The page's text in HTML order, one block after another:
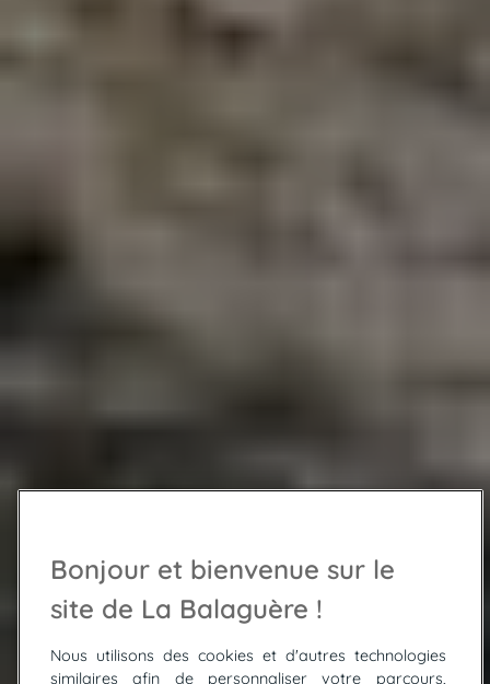
Bonjour et bienvenue sur le
site de La Balaguère !
Nous utilisons des cookies et d'autres technologies
similaires afin de personnaliser votre parcours,